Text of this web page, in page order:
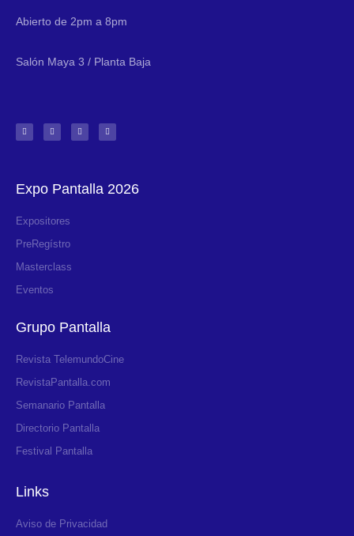
Abierto de 2pm a 8pm
Salón Maya 3 / Planta Baja
Expo Pantalla 2026
Expositores
PreRegístro
Masterclass
Eventos
Grupo Pantalla
Revista TelemundoCine
RevistaPantalla.com
Semanario Pantalla
Directorio Pantalla
Festival Pantalla
Links
Aviso de Privacidad